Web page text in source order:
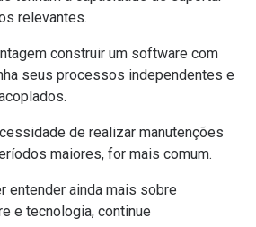
relevantes.
construir um software com
seus processos independentes e
de realizar manutenções
maiores, for mais comum.
entender ainda mais sobre
e tecnologia, continue